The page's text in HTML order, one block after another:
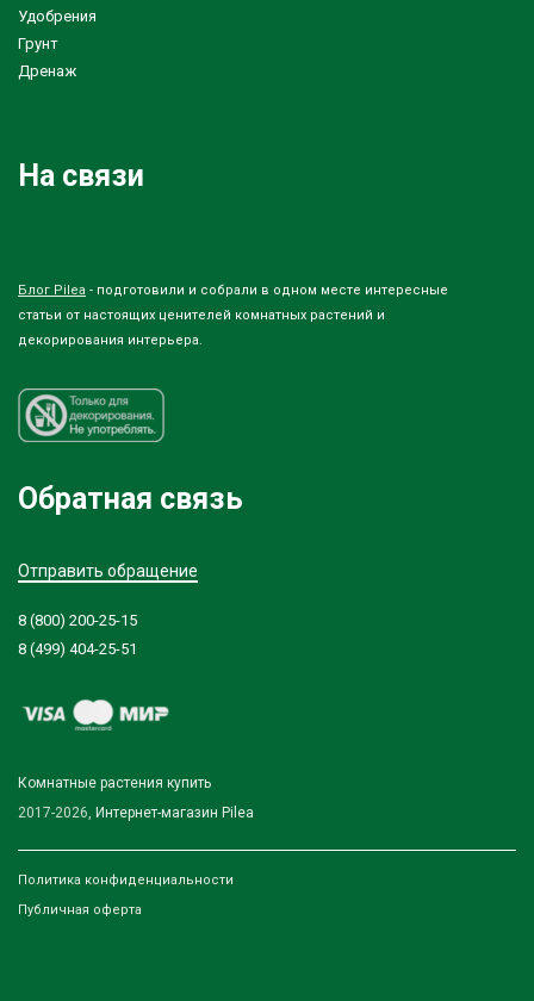
Удобрения
Грунт
Дренаж
На связи
Блог Pilea - подготовили и собрали в одном месте интересные
статьи от настоящих ценителей комнатных растений и
декорирования интерьера.
Обратная связь
Отправить обращение
8 (800) 200-25-15
8 (499) 404-25-51
Комнатные растения купить
2017-2026, Интернет-магазин Pilea
Политика конфиденциальности
Публичная оферта